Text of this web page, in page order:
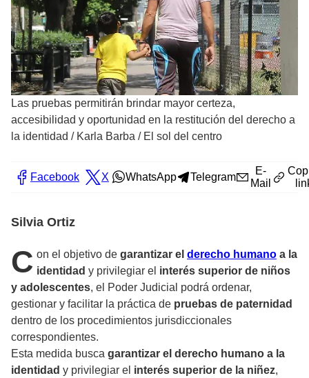
Las pruebas permitirán brindar mayor certeza,
accesibilidad y oportunidad en la restitución del derecho a
la identidad / Karla Barba / El sol del centro
Facebook X WhatsApp Telegram
E-
Mail
Silvia Ortiz
C on el objetivo de garantizar el derecho humano a la
identidad y privilegiar el interés superior de niños
y adolescentes, el Poder Judicial podrá ordenar,
gestionar y facilitar la práctica de pruebas de paternidad
dentro de los procedimientos jurisdiccionales
correspondientes.
Esta medida busca garantizar el derecho humano a la
identidad y privilegiar el interés superior de la niñez,